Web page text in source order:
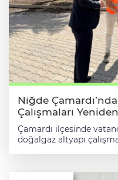
Niğde
Çalışmaları
Çamardı ilçesinde
doğalgaz altyapı
aralıksız sürdürüyor. Çalışmaları yerinde inceleyen